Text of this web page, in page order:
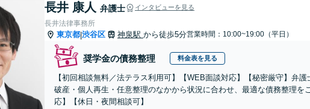
長井 康人 弁護士 インタビューを見る
長井法律事務所
東京都|渋谷区 神泉駅 から徒歩5分営業時間：10:00~19:00（平日）
奨学金の債務整理 料金表を見る
【初回相談無料／法テラス利用可】【WEB面談対応】【秘密厳守】弁
破産・個人再生・任意整理のなかから状況に合わせ、最適な債務整理
応】【休日・夜間相談可】